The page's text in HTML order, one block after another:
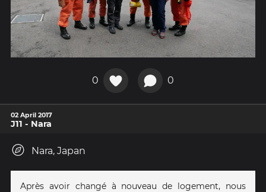
0 0
02 April 2017
J11 - Nara
Nara, Japan
Après avoir changé à nouveau de logement, nous